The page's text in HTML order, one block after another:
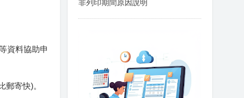
資料協助申
寄快)。
非列印期間原因說明